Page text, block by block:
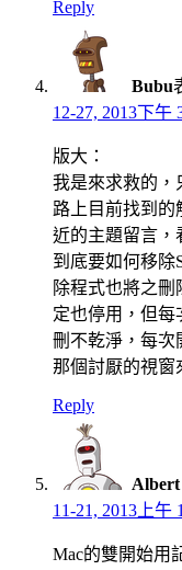
Reply
Bubu
12-27, 2013下午
版大：
我是來求救的，
路上目前找到的
近的主題留言，
到底要如何移除
除程式也將之刪
定也停用，但每
刪不乾淨，每次
那個討厭的視
Reply
11-21, 2013上午
Mac的雙開始用